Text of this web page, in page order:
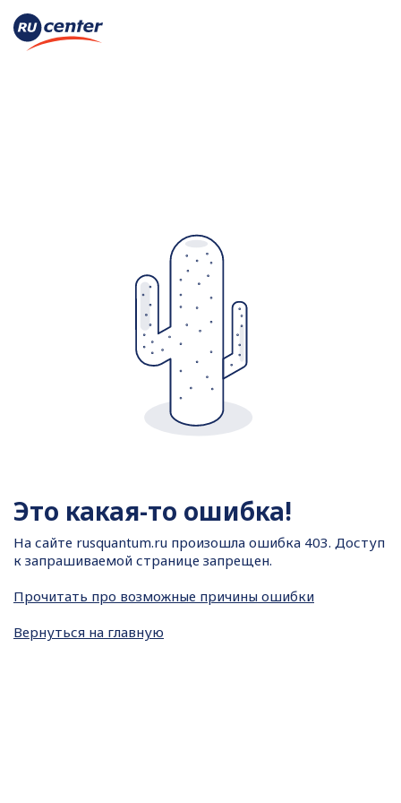
Это какая-то ошибка!
На сайте rusquantum.ru произошла ошибка 403. Доступ
к запрашиваемой странице запрещен.
Прочитать про возможные причины ошибки
Вернуться на главную